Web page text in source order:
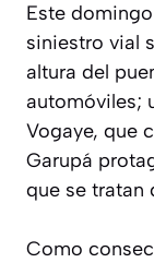
Este
siniestro vial
altura del
automóviles;
Vogaye, que
Garupá
que se tratan
Como